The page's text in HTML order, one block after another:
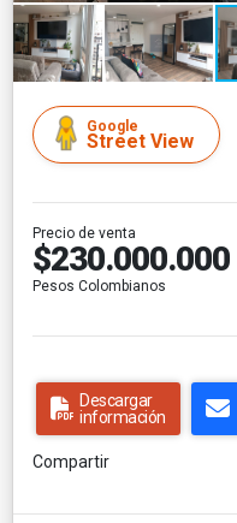
Google
Street View
Precio de venta
$230.000.000
Pesos Colombianos
Descargar
información
Compartir